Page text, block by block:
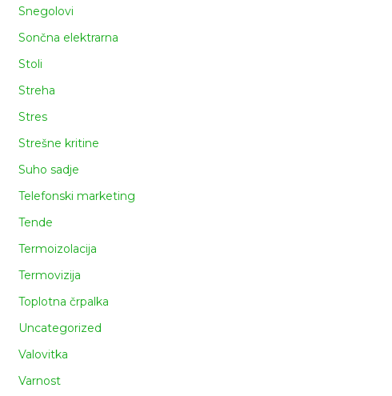
Snegolovi
Sončna elektrarna
Stoli
Streha
Stres
Strešne kritine
Suho sadje
Telefonski marketing
Tende
Termoizolacija
Termovizija
Toplotna črpalka
Uncategorized
Valovitka
Varnost